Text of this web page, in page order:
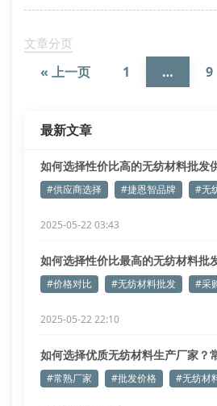
多道工序。以捷恩智为例，其采
过高温热轧技术使纤维结合更紧
文章分页
« 上一页 1 … 9
最新文章
如何选择性价比高的无纺材料批发
#供应商选择 #捷恩智品牌 #无
2025-05-22 03:43
如何选择性价比最高的无纺材料批
#价格对比 #无纺材料批发 #采
2025-05-22 22:10
如何选择优质无纺材料生产厂家？
#常熟厂家 #批发价格 #无纺材